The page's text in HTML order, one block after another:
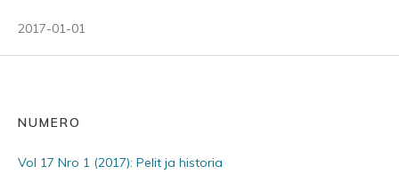
2017-01-01
NUMERO
Vol 17 Nro 1 (2017): Pelit ja historia